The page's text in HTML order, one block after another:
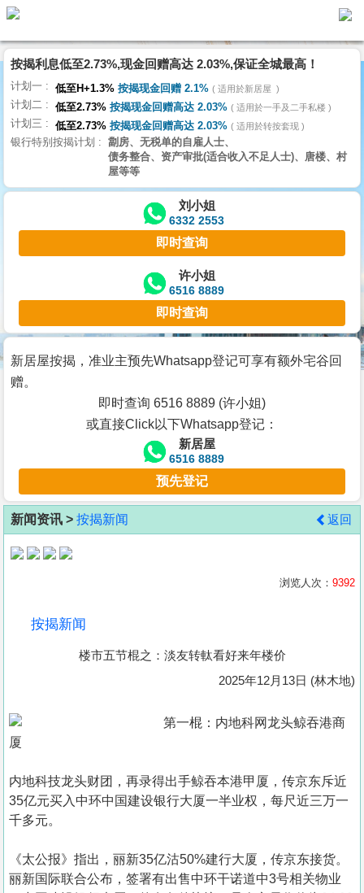
代
理
主
页
搵
楼/
交
业
主
宅
谷
按
客
地
产
置
手
册
於
我
按揭利息低至2.73%,现金回赠高达 2.03%,保证全城最高！
计划一 低至H+1.3% 按揭现金回赠 2.1% 适用於新居屋
计划二 低至2.73% 按揭现金回赠高达 2.03% 适用於一手及二手私楼
计划三 低至2.73% 按揭现金回赠高达 2.03% 适用於转按套现
银行特别按揭计划
劏房、无税单的自雇人士、
债务整合、资产审批(适合收入不足人士)、唐楼、村
屋等等
刘小姐
6332 2553
即时查询
许小姐
6516 8889
即时查询
新居屋按揭，准业主预先Whatsapp登记可享有额外宅谷回
赠。
即时查询 6516 8889 (许小姐)
或直接Click以下Whatsapp登记：
新居屋
6516 8889
预先登记
新闻资讯 > 按揭新闻 返回
浏览人次： 9392
按揭新闻
楼市五节棍之：淡友转軚看好来年楼价
2025年12月13日 (林木地)
第一棍：内地科网龙头鲸吞港商
厦
内地科技龙头财团，再录得出手鲸吞本港甲厦，传京东斥近
35亿元买入中环中国建设银行大厦一半业权，每尺近三万一
千多元。
《太公报》指出，丽新35亿沽50%建行大厦，传京东接货。
丽新国际联合公布，签署有出售中环干诺道中3号相关物业